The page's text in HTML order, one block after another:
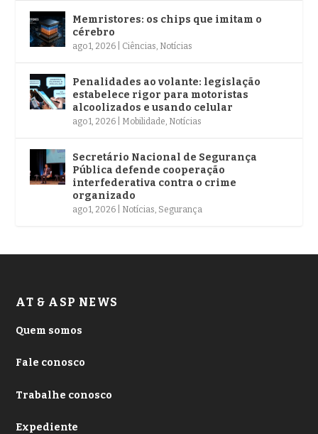
Memristores: os chips que imitam o
cérebro
ago 1, 2026 Ciências Notícias
Penalidades ao volante: legislação
estabelece rigor para motoristas
alcoolizados e usando celular
ago 1, 2026 Mobilidade Notícias
Secretário Nacional de Segurança
Pública defende cooperação
interfederativa contra o crime
organizado
ago 1, 2026 Notícias Segurança
AT & ASP NEWS
Quem somos
Fale conosco
Trabalhe conosco
Expediente